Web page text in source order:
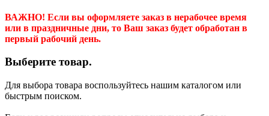
ВАЖНО! Если вы оформляете заказ в нерабочее время
или в праздничные дни, то Ваш заказ будет обработан в
первый рабочий день.
Выберите товар.
Для выбора товара воспользуйтесь нашим каталогом или
быстрым поиском.